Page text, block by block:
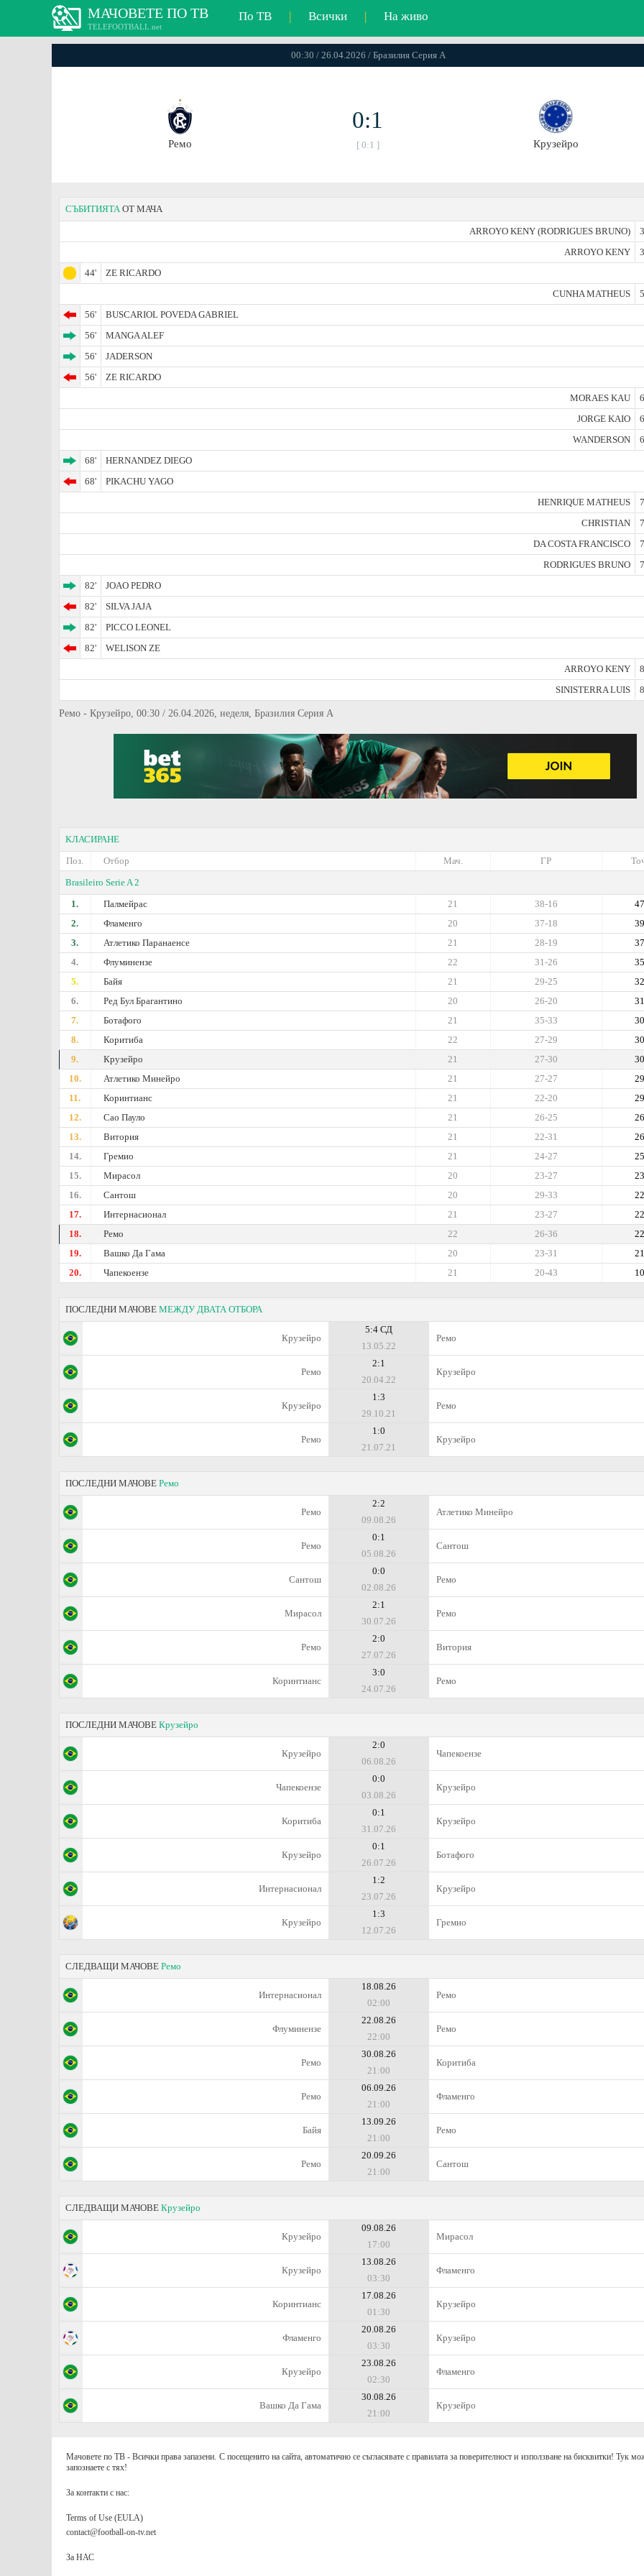
МАЧОВЕТЕ ПО ТВ
TELEFOOTBALL.net
По ТВ | Всички | На живо
00:30 / 26.04.2026 / Бразилия Серия А
Ремо
0:1
[ 0:1 ] Крузейро
СЪБИТИЯТАОТ МАЧА
ARROYO KENY (RODRIGUES BRUNO)
ARROYO KENY
44'
ZE RICARDO
CUNHA MATHEUS
56'
BUSCARIOL POVEDA GABRIEL
56'
MANGA ALEF
56'
JADERSON
56'
ZE RICARDO
MORAES KAU
JORGE KAIO
WANDERSON
68'
HERNANDEZ DIEGO
68'
PIKACHU YAGO
HENRIQUE MATHEUS
CHRISTIAN
DA COSTA FRANCISCO
RODRIGUES BRUNO
82'
JOAO PEDRO
82'
SILVA JAJA
82'
PICCO LEONEL
82'
WELISON ZE
ARROYO KENY
SINISTERRA LUIS
Ремо - Крузейро, 00:30 / 26.04.2026, неделя, Бразилия Серия А
КЛАСИРАНЕ
Поз.
Отбор ГР
Мач.
Brasileiro Serie A 2
1.
Палмейрас 47
38-16
21
2.
Фламенго 39
37-18
20
3.
Атлетико Паранаенсе 37
28-19
21
4.
Флуминензе 35
31-26
22
5.
Байя 32
29-25
21
6.
Ред Бул Брагантино 31
26-20
20
7.
Ботафого 30
35-33
21
8.
Коритиба 30
27-29
22
9.
Крузейро 30
27-30
21
10.
Атлетико Минейро 29
27-27
21
11.
Коринтианс 29
22-20
21
12.
Сао Пауло 26
26-25
21
13.
Витория 26
22-31
21
14.
Гремио 25
24-27
21
15.
Мирасол 23
23-27
20
16.
Сантош 22
29-33
20
17.
Интернасионал 22
23-27
21
18.
Ремо 22
26-36
22
19.
Вашко Да Гама 21
23-31
20
20.
Чапекоензе 10
20-43
21
ПОСЛЕДНИ МАЧОВЕ МЕЖДУ ДВАТА ОТБОРА
Крузейро
5:4 СД
13.05.22
Ремо
Ремо
2:1
20.04.22
Крузейро
Крузейро
1:3
29.10.21
Ремо
Ремо
1:0
21.07.21
Крузейро
ПОСЛЕДНИ МАЧОВЕ Ремо
Ремо
2:2
09.08.26
Атлетико Минейро
Ремо
0:1
05.08.26
Сантош
Сантош
0:0
02.08.26
Ремо
Мирасол
2:1
30.07.26
Ремо
Ремо
2:0
27.07.26
Витория
Коринтианс
3:0
24.07.26
Ремо
ПОСЛЕДНИ МАЧОВЕ Крузейро
Крузейро
2:0
06.08.26
Чапекоензе
Чапекоензе
0:0
03.08.26
Крузейро
Коритиба
0:1
31.07.26
Крузейро
Крузейро
0:1
26.07.26
Ботафого
Интернасионал
1:2
23.07.26
Крузейро
Крузейро
1:3
12.07.26
Гремио
СЛЕДВАЩИ МАЧОВЕ Ремо
Интернасионал
18.08.26
02:00
Ремо
Флуминензе
22.08.26
22:00
Ремо
Ремо
30.08.26
21:00
Коритиба
Ремо
06.09.26
21:00
Фламенго
Байя
13.09.26
21:00
Ремо
Ремо
20.09.26
21:00
Сантош
СЛЕДВАЩИ МАЧОВЕ Крузейро
Крузейро
09.08.26
17:00
Мирасол
Крузейро
13.08.26
03:30
Фламенго
Коринтианс
17.08.26
01:30
Крузейро
Фламенго
20.08.26
03:30
Крузейро
Крузейро
23.08.26
02:30
Фламенго
Вашко Да Гама
30.08.26
21:00
Крузейро
Мачовете по ТВ - Всички права запазени. С посещенито на сайта, автоматично се съгласявате с правилата за поверителност и използване на бисквитки! Тук
запознаете с тях!
За контакти с нас:
Terms of Use (EULA)
contact@football-on-tv.net
За НАС